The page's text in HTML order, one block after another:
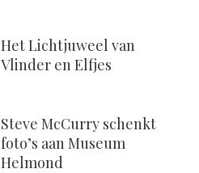
Het Lichtjuweel van
Vlinder en Elfjes
Steve McCurry schenkt
foto’s aan Museum
Helmond